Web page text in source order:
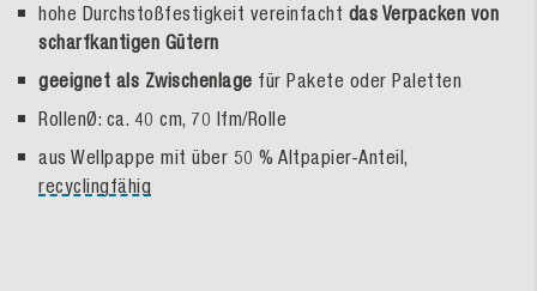
hohe Durchstoßfestigkeit vereinfacht das Verpacken von
scharfkantigen Gütern
geeignet als Zwischenlage für Pakete oder Paletten
RollenØ: ca. 40 cm, 70 lfm/Rolle
aus Wellpappe mit über 50 % Altpapier-Anteil,
recyclingfähig